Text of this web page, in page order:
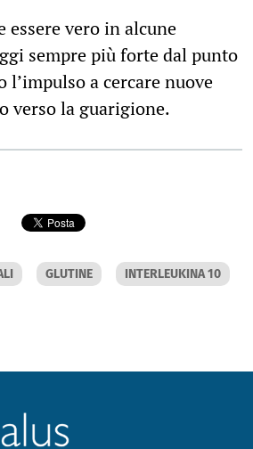
essere vero in alcune
sempre più forte dal punto
a cercare nuove
verso la guarigione.
GLUTINE INTERLEUKINA 10